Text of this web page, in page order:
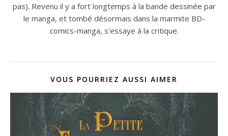
pas). Revenu il y a fort longtemps à la bande dessinée par
le manga, et tombé désormais dans la marmite BD-
comics-manga, s'essaye à la critique.
VOUS POURRIEZ AUSSI AIMER